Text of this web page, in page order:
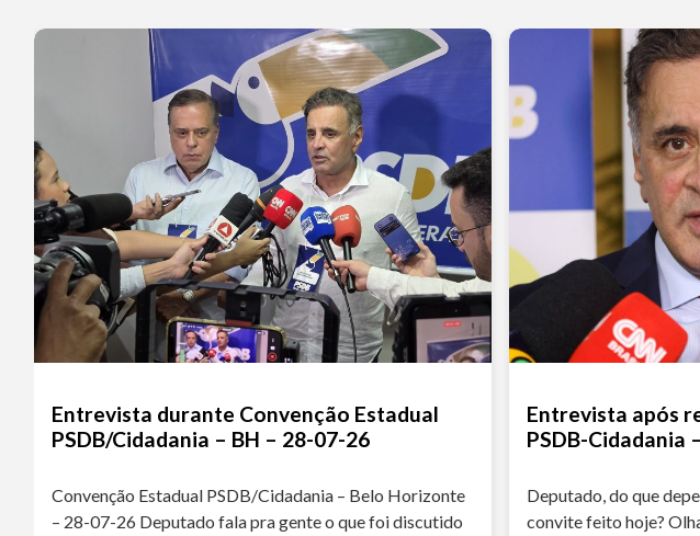
Entrevista durante Convenção Estadual
PSDB/Cidadania – BH – 28-07-26
Convenção Estadual PSDB/Cidadania – Belo Horizonte
– 28-07-26 Deputado fala pra gente o que foi discutido
Entrevista após
PSDB-Cidadania
Deputado, do que
convite feito hoje?